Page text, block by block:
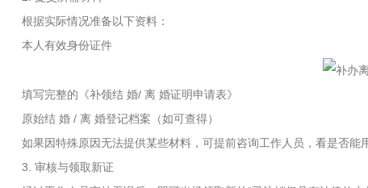
根据实际情况准备以下资料：
本人有效身份证件
填写完整的《补领结 婚/ 离 婚证明申请表》
原始结 婚 / 离 婚登记档案（如可查得）
如果因特殊原因无法提供某些材料，可提前咨询工作人员，看是否能
3. 审核与领取新证